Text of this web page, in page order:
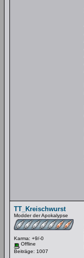
TT_Kreischwurst
Modder der Apokalypse
Karma: +9/-0
Offline
Beiträge: 1007